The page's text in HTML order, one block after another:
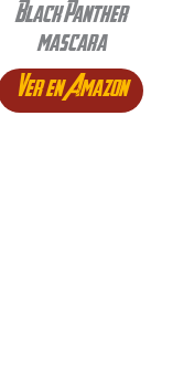
Black Panther
mascara
Ver en Amazon